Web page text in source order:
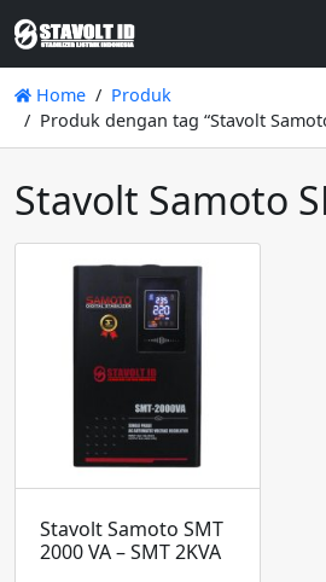
Home
Produk
Produk dengan tag “Stavolt
Stavolt Samoto
Stavolt Samoto SMT
2000 VA – SMT 2KVA